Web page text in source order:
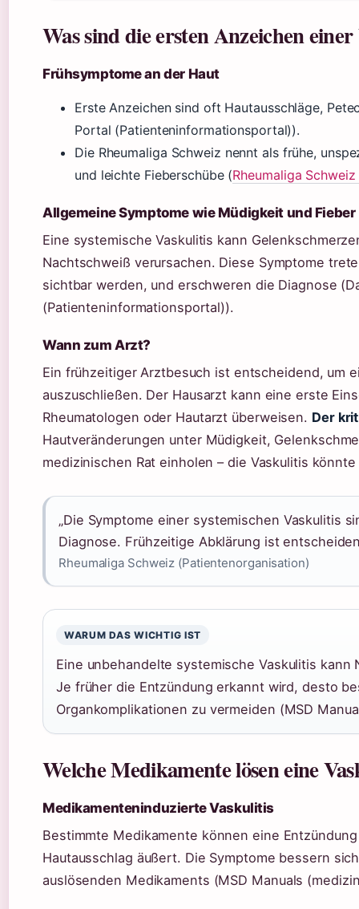
Was sind die ersten Anzeichen
Frühsymptome an der Haut
Erste Anzeichen sind oft Hautausschläge,
Portal (Patienteninformationsportal)).
Die Rheumaliga Schweiz nennt als frühe,
und leichte Fieberschübe (Rheumaliga
Allgemeine Symptome wie Müdigkeit und Fieber
Eine systemische Vaskulitis kann
Nachtschweiß verursachen. Diese Symptome
sichtbar werden, und erschweren die Diagnose
(Patienteninformationsportal)).
Wann zum Arzt?
Ein frühzeitiger Arztbesuch ist entscheidend, um
auszuschließen. Der Hausarzt kann eine erste
Rheumatologen oder Hautarzt überweisen. Der
Hautveränderungen unter Müdigkeit,
medizinischen Rat einholen – die Vaskulitis
„Die Symptome einer systemischen Vaskulitis
Diagnose. Frühzeitige Abklärung ist
Rheumaliga Schweiz (Patientenorganisation)
WARUM DAS WICHTIG IST
Eine unbehandelte systemische Vaskulitis
Je früher die Entzündung erkannt wird, desto
Organkomplikationen zu vermeiden (MSD
Welche Medikamente lösen eine
Medikamenteninduzierte Vaskulitis
Bestimmte Medikamente können eine
Hautausschlag äußert. Die Symptome bessern
auslösenden Medikaments (MSD Manuals